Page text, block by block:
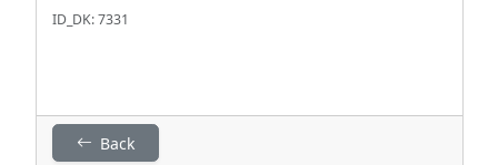
ID_DK: 7331
Back